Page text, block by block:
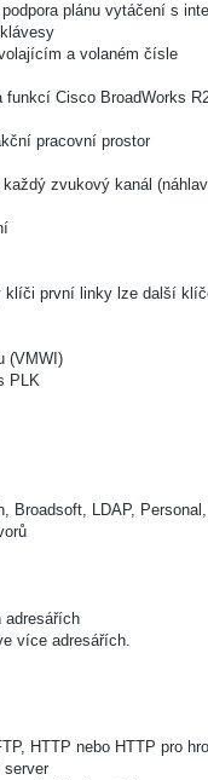
plánu vytáčení s
a volaném čísle
funkcí Cisco BroadWorks
pracovní prostor
zvukový kanál
první linky lze další
(VMWI)
PLK
Broadsoft, LDAP,
adresářích
více adresářích.
HTTP nebo HTTP pro
server